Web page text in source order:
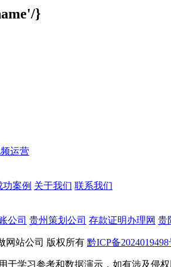
运营
功案例 关于我们 联系我们
公司 贵州策划公司 存款证明办理网 贵
网站公司 版权所有 黔ICP备2024019498
于学习参考和数据演示，如有涉及侵